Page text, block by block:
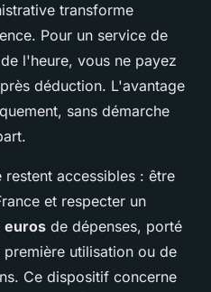
transforme
Pour un service de
l'heure, vous ne payez
déduction. L'avantage
sans démarche
accessibles : être
et respecter un
euros de dépenses, porté
utilisation ou de
Ce dispositif concerne